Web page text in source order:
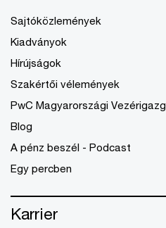
Sajtóközlemények
Kiadványok
Hírújságok
Szakértői vélemények
PwC Magyarországi
Blog
A pénz beszél - Podcast
Egy percben
Karrier